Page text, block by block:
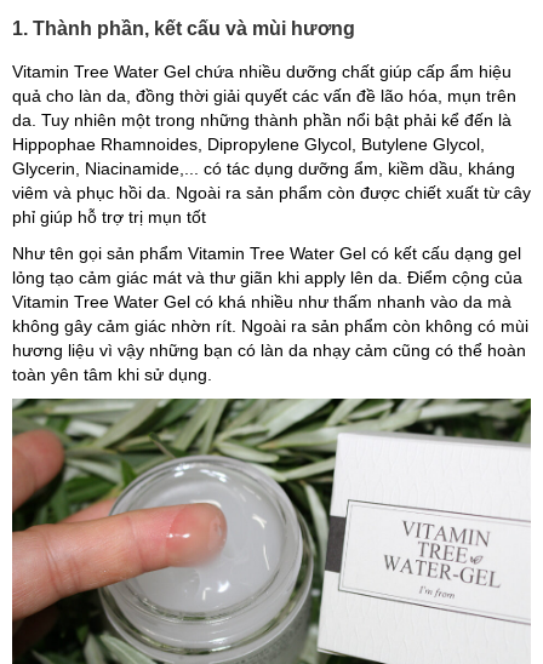
1. Thành phần, kết cấu và mùi hương
Vitamin Tree Water Gel chứa nhiều dưỡng chất giúp cấp ẩm hiệu
quả cho làn da, đồng thời giải quyết các vấn đề lão hóa, mụn trên
da. Tuy nhiên một trong những thành phần nổi bật phải kể đến là
Hippophae Rhamnoides, Dipropylene Glycol, Butylene Glycol,
Glycerin, Niacinamide,... có tác dụng dưỡng ẩm, kiềm dầu, kháng
viêm và phục hồi da. Ngoài ra sản phẩm còn được chiết xuất từ cây
phỉ giúp hỗ trợ trị mụn tốt
Như tên gọi sản phẩm Vitamin Tree Water Gel có kết cấu dạng gel
lỏng tạo cảm giác mát và thư giãn khi apply lên da. Điểm cộng của
Vitamin Tree Water Gel có khá nhiều như thấm nhanh vào da mà
không gây cảm giác nhờn rít. Ngoài ra sản phẩm còn không có mùi
hương liệu vì vậy những bạn có làn da nhạy cảm cũng có thể hoàn
toàn yên tâm khi sử dụng.